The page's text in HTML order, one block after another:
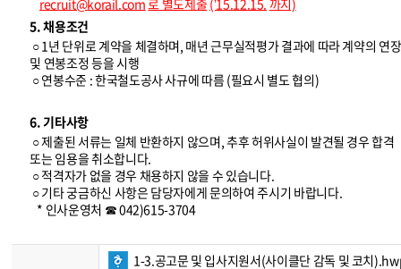
recruit@korail.com로 별도제출 (’15.12.15. 까지)
5. 채용조건
○ 1년 단위로 계약을 체결하며, 매년 근무실적평가 결과에 따라 계약의 연장
및 연봉조정 등을 시행
○ 연봉수준 : 한국철도공사 사규에 따름 (필요시 별도 협의)
6. 기타사항
○ 제출된 서류는 일체 반환하지 않으며, 추후 허위사실이 발견될 경우 합격
또는 임용을 취소합니다.
○ 적격자가 없을 경우 채용하지 않을 수 있습니다.
○ 기타 궁금하신 사항은 담당자에게 문의하여 주시기 바랍니다.
* 인사운영처 ☎ 042)615-3704
1-3.공고문 및 입사지원서(사이클단 감독 및 코치